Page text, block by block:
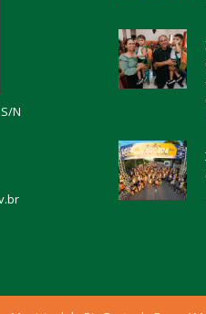
N